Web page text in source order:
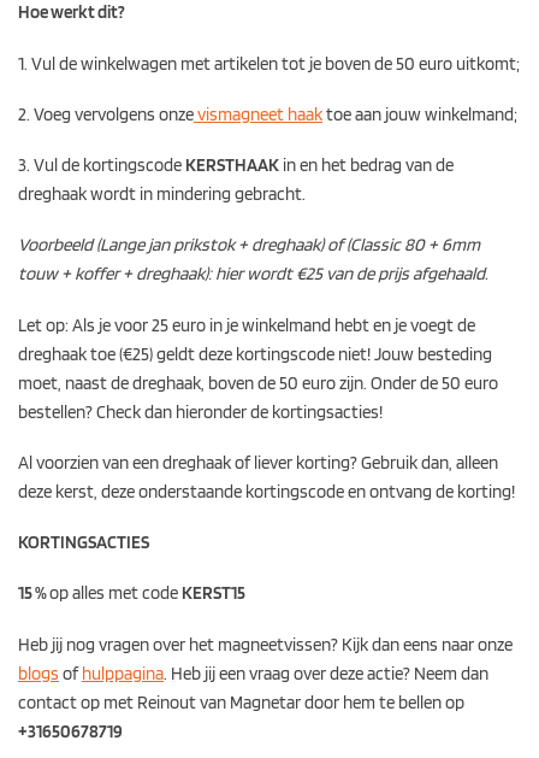
Hoe werkt dit?
1. Vul de winkelwagen met artikelen tot je boven de 50 euro uitkomt;
2. Voeg vervolgens onzevismagneet haaktoe aan jouw winkelmand;
3. Vul de kortingscode KERSTHAAK in en het bedrag van de
dreghaak wordt in mindering gebracht.
Voorbeeld (Lange jan prikstok + dreghaak) of (Classic 80 + 6mm
touw + koffer + dreghaak): hier wordt €25 van de prijs afgehaald.
Let op: Als je voor 25 euro in je winkelmand hebt en je voegt de
dreghaak toe (€25) geldt deze kortingscode niet! Jouw besteding
moet, naast de dreghaak, boven de 50 euro zijn. Onder de 50 euro
bestellen? Check dan hieronder de kortingsacties!
Al voorzien van een dreghaak of liever korting? Gebruik dan, alleen
deze kerst, deze onderstaande kortingscode en ontvang de korting!
KORTINGSACTIES
15 %op alles met code KERST15
Heb jij nog vragen over het magneetvissen? Kijk dan eens naar onze
blogs ofhulppagina. Heb jij een vraag over deze actie? Neem dan
contact op met Reinout van Magnetar door hem te bellen op
+31650678719